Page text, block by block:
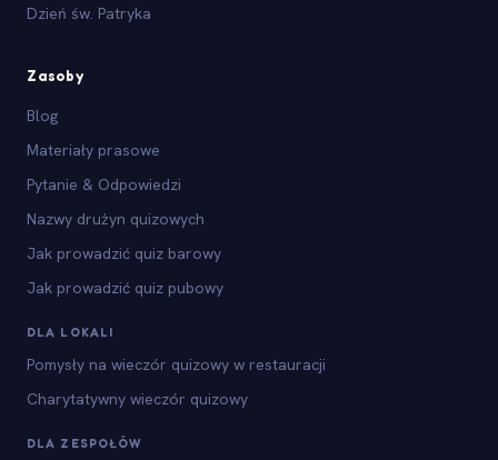
Dzień św. Patryka
Zasoby
Blog
Materiały prasowe
Pytanie & Odpowiedzi
Nazwy drużyn quizowych
Jak prowadzić quiz barowy
Jak prowadzić quiz pubowy
DLA LOKALI
Pomysły na wieczór quizowy w restauracji
Charytatywny wieczór quizowy
DLA ZESPOŁÓW